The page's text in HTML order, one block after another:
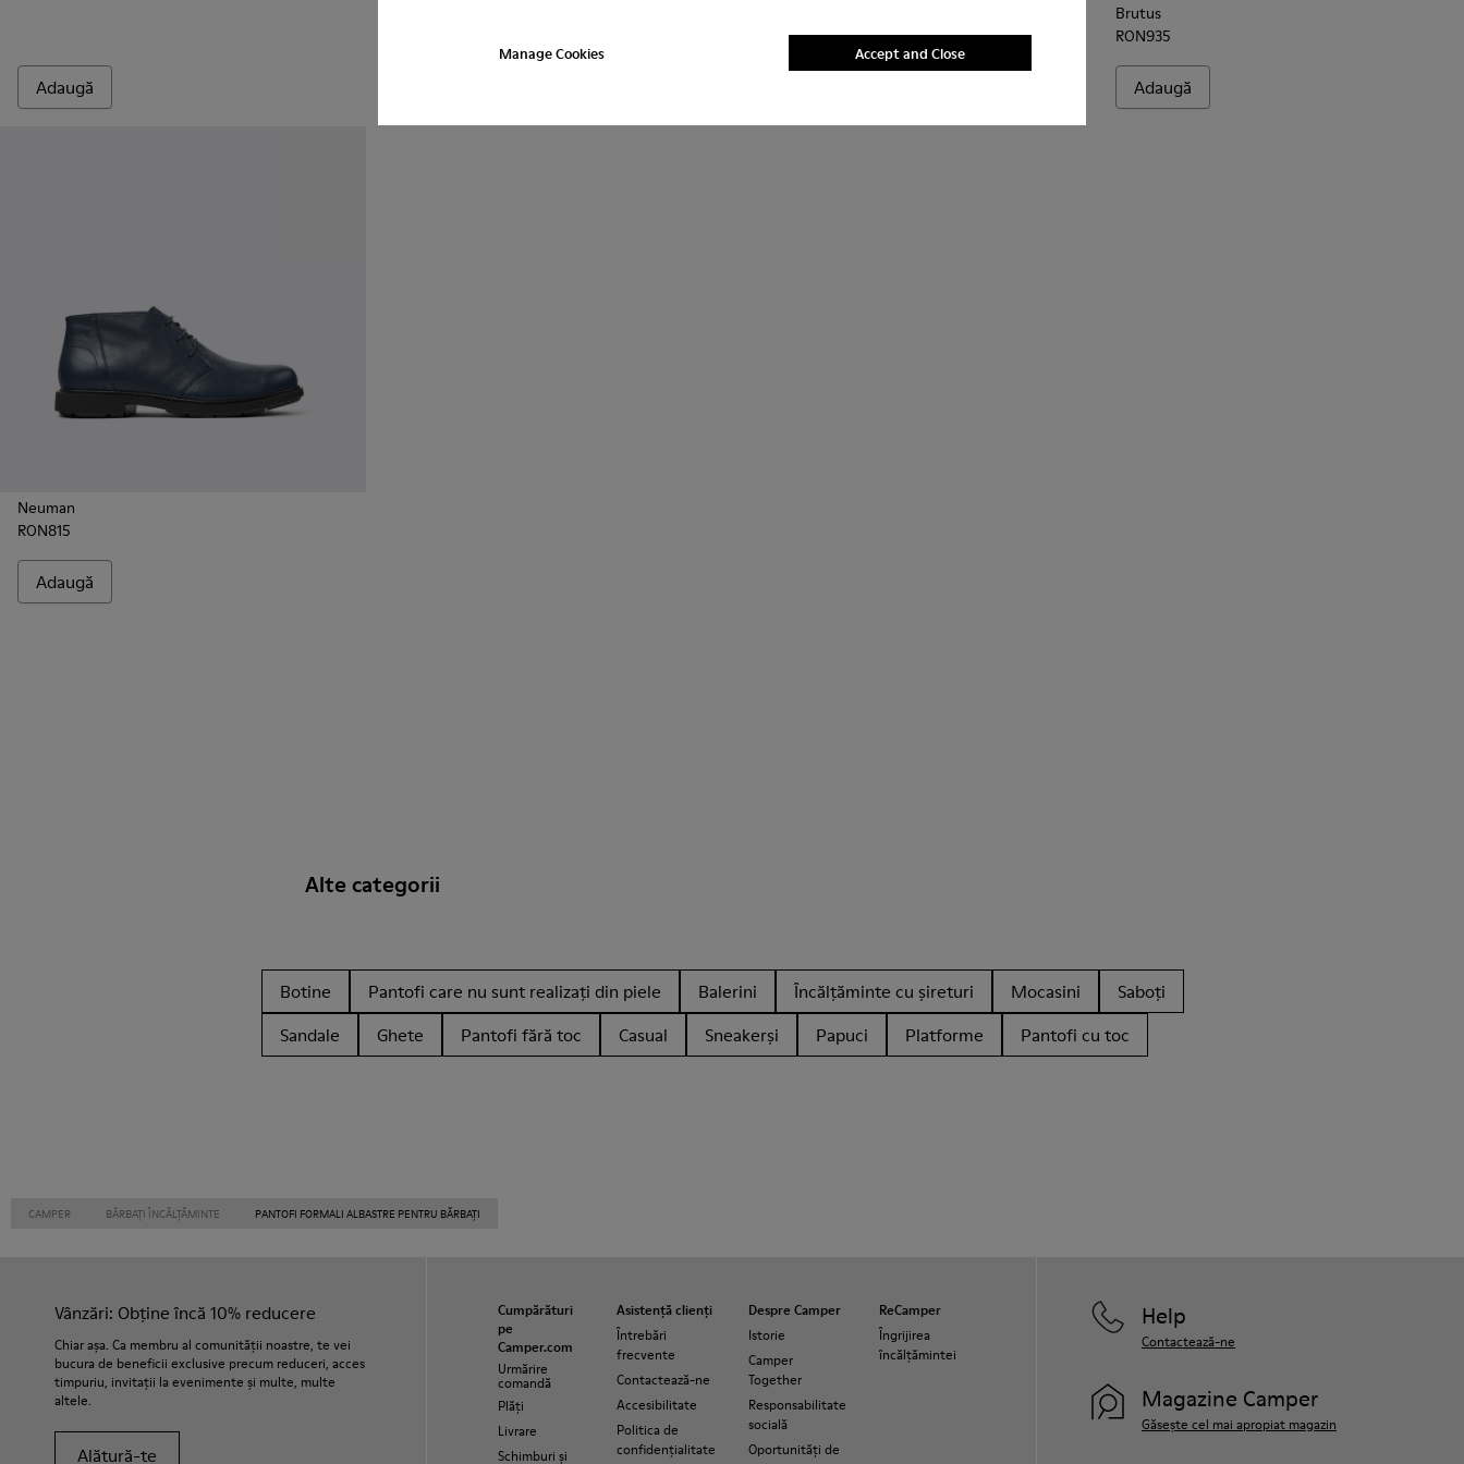
Manage Cookies Accept and Close
Adaugă
RON890
Brutus
RON935
Adaugă
Neuman
RON815
Adaugă
Alte categorii
Botine Pantofi care nu sunt realizați din piele Balerini Încălțăminte cu șireturi Mocasini
Saboți
Sandale
Ghete Pantofi fără toc Casual Sneakerși Papuci Platforme Pantofi cu toc
CAMPER BĂRBAȚI ÎNCĂLȚĂMINTE PANTOFI FORMALI ALBASTRE PENTRU BĂRBAȚI
Vânzări: Obține încă 10% reducere
Chiar așa. Ca membru al comunității noastre, te vei
bucura de beneficii exclusive precum reduceri, acces
timpuriu, invitații la evenimente și multe, multe
altele.
Alătură-te
Cumpărături
pe
Camper.com
Urmărire
comandă
Plăți
Livrare
Schimburi și
Asistență clienți
Întrebări
frecvente
Contactează-ne
Accesibilitate
Politica de
confidențialitate
Despre Camper
Istorie
Camper
Together
Responsabilitate
socială
Oportunități de
ReCamper
Îngrijirea
încălțămintei
Help
Contactează-ne
Magazine Camper
Găsește cel mai apropiat magazin